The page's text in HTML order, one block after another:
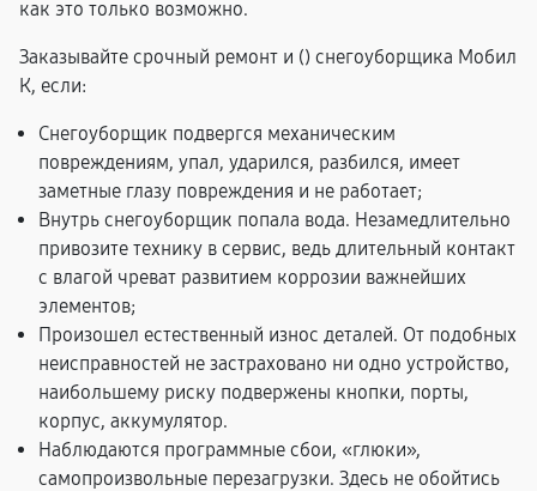
как это только возможно.
Заказывайте срочный ремонт и () снегоуборщика Мобил
К, если:
Снегоуборщик подвергся механическим
повреждениям, упал, ударился, разбился, имеет
заметные глазу повреждения и не работает;
Внутрь снегоуборщик попала вода. Незамедлительно
привозите технику в сервис, ведь длительный контакт
с влагой чреват развитием коррозии важнейших
элементов;
Произошел естественный износ деталей. От подобных
неисправностей не застраховано ни одно устройство,
наибольшему риску подвержены кнопки, порты,
корпус, аккумулятор.
Наблюдаются программные сбои, «глюки»,
самопроизвольные перезагрузки. Здесь не обойтись